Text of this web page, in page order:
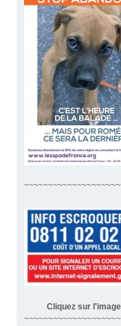
Cliquez sur l'image